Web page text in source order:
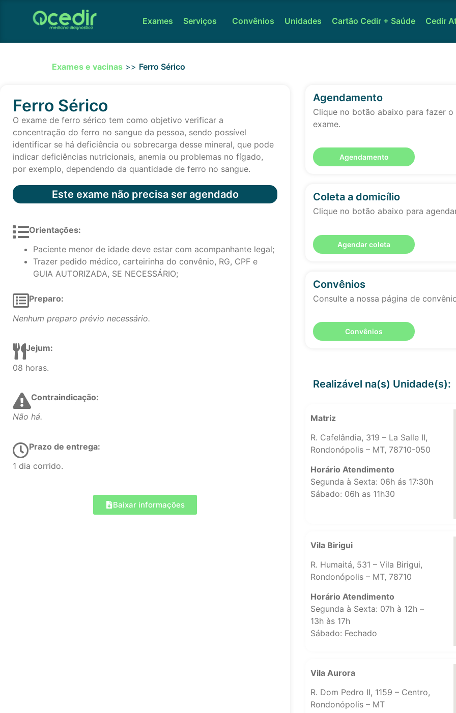
Exames Serviços Convênios Unidades Cartão Cedir + Saúde Cedir
Exames e vacinas >> Ferro Sérico
Ferro Sérico
O exame de ferro sérico tem como objetivo verificar a
concentração do ferro no sangue da pessoa, sendo possível
identificar se há deficiência ou sobrecarga desse mineral, que pode
indicar deficiências nutricionais, anemia ou problemas no fígado,
por exemplo, dependendo da quantidade de ferro no sangue.
Este exame não precisa ser agendado
Orientações:
Paciente menor de idade deve estar com acompanhante legal;
Trazer pedido médico, carteirinha do convênio, RG, CPF e
GUIA AUTORIZADA, SE NECESSÁRIO;
Preparo:
Nenhum preparo prévio necessário.
Jejum:
08 horas.
Contraindicação:
Não há.
Prazo de entrega:
1 dia corrido.
Baixar informações
Agendamento
Clique no botão abaixo para fazer
exame.
Agendamento
Coleta a domicílio
Clique no botão abaixo para
Agendar coleta
Convênios
Consulte a nossa página de
Convênios
Realizável na(s) Unidade(s):
Matriz
R. Cafelândia, 319 – La Salle II,
Rondonópolis – MT, 78710-050
Horário Atendimento
Segunda à Sexta: 06h ás 17:30h
Sábado: 06h as 11h30
Vila Birigui
R. Humaitá, 531 – Vila Birigui,
Rondonópolis – MT, 78710
Horário Atendimento
Segunda à Sexta: 07h à 12h –
13h às 17h
Sábado: Fechado
Vila Aurora
R. Dom Pedro II, 1159 – Centro,
Rondonópolis – MT